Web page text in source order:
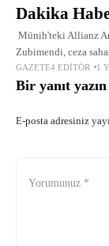
Dakika
Münih'teki Allianz
Zubimendi, ceza
Portekizli Nuno
GAZETE4 EDITÖR
Bir yanıt yazın
E-posta adresiniz